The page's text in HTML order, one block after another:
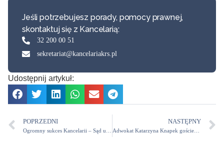
Jeśli potrzebujesz porady, pomocy prawnej,
skontaktuj się z Kancelarią:
32 200 00 51
sekretariat@kancelariakrs.pl
Udostępnij artykuł:
POPRZEDNI NASTĘPNY
Adwokat Katarzyna Knapek gościem programu Dobry czas z Radiem eM